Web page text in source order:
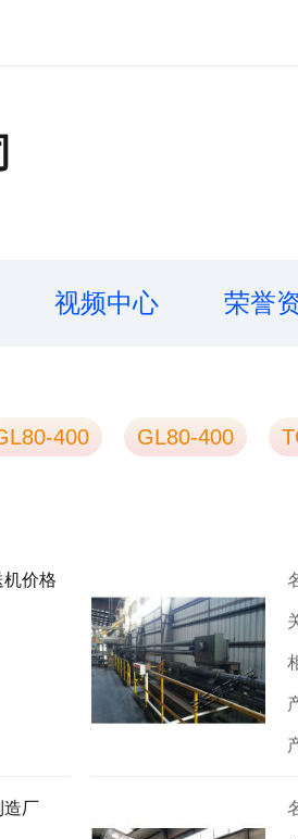
视频中心 荣誉
400 GL80-400
价格
造厂